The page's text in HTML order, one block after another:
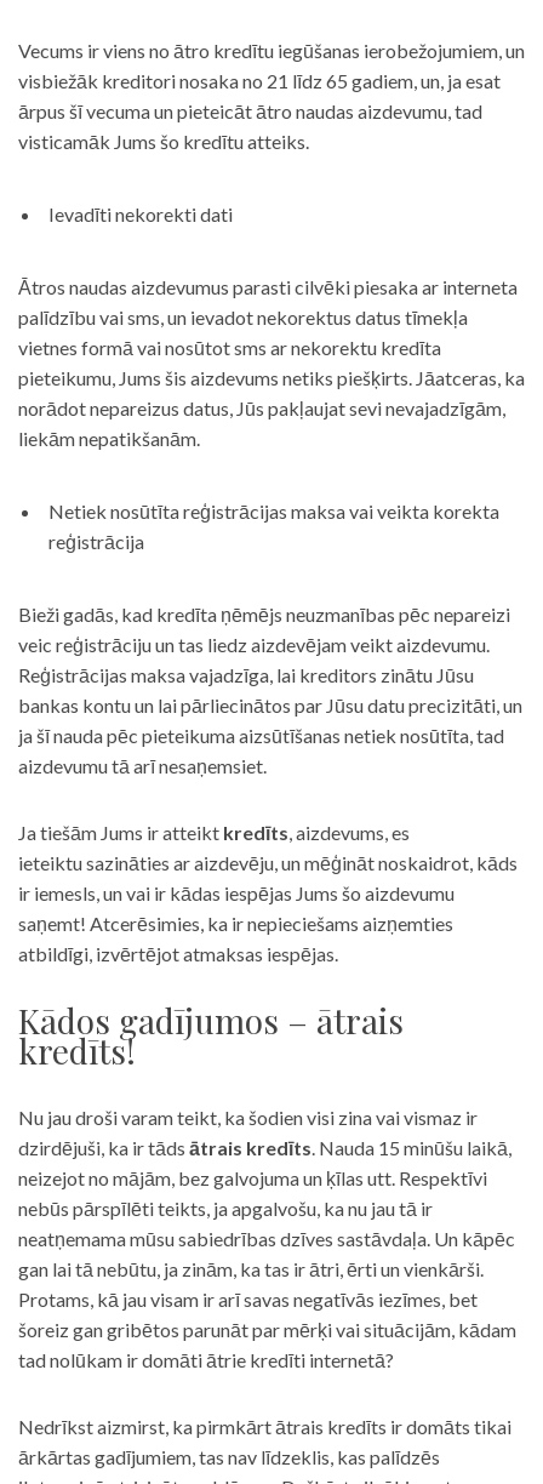
Vecums ir viens no ātro kredītu iegūšanas ierobežojumiem, un
visbiežāk kreditori nosaka no 21 līdz 65 gadiem, un, ja esat
ārpus šī vecuma un pieteicāt ātro naudas aizdevumu, tad
visticamāk Jums šo kredītu atteiks.
Ievadīti nekorekti dati
Ātros naudas aizdevumus parasti cilvēki piesaka ar interneta
palīdzību vai sms, un ievadot nekorektus datus tīmekļa
vietnes formā vai nosūtot sms ar nekorektu kredīta
pieteikumu, Jums šis aizdevums netiks piešķirts. Jāatceras, ka
norādot nepareizus datus, Jūs pakļaujat sevi nevajadzīgām,
liekām nepatikšanām.
Netiek nosūtīta reģistrācijas maksa vai veikta korekta
reģistrācija
Bieži gadās, kad kredīta ņēmējs neuzmanības pēc nepareizi
veic reģistrāciju un tas liedz aizdevējam veikt aizdevumu.
Reģistrācijas maksa vajadzīga, lai kreditors zinātu Jūsu
bankas kontu un lai pārliecinātos par Jūsu datu precizitāti, un
ja šī nauda pēc pieteikuma aizsūtīšanas netiek nosūtīta, tad
aizdevumu tā arī nesaņemsiet.
Ja tiešām Jums ir atteikt kredīts, aizdevums, es
ieteiktu sazināties ar aizdevēju, un mēģināt noskaidrot, kāds
ir iemesls, un vai ir kādas iespējas Jums šo aizdevumu
saņemt! Atcerēsimies, ka ir nepieciešams aizņemties
atbildīgi, izvērtējot atmaksas iespējas.
Kādos gadījumos – ātrais
kredīts!
Nu jau droši varam teikt, ka šodien visi zina vai vismaz ir
dzirdējuši, ka ir tāds ātrais kredīts. Nauda 15 minūšu laikā,
neizejot no mājām, bez galvojuma un ķīlas utt. Respektīvi
nebūs pārspīlēti teikts, ja apgalvošu, ka nu jau tā ir
neatņemama mūsu sabiedrības dzīves sastāvdaļa. Un kāpēc
gan lai tā nebūtu, ja zinām, ka tas ir ātri, ērti un vienkārši.
Protams, kā jau visam ir arī savas negatīvās iezīmes, bet
šoreiz gan gribētos parunāt par mērķi vai situācijām, kādam
tad nolūkam ir domāti ātrie kredīti internetā?
Nedrīkst aizmirst, ka pirmkārt ātrais kredīts ir domāts tikai
ārkārtas gadījumiem, tas nav līdzeklis, kas palīdzēs